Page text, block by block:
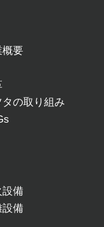
概要
タの取り組み
設備
設備